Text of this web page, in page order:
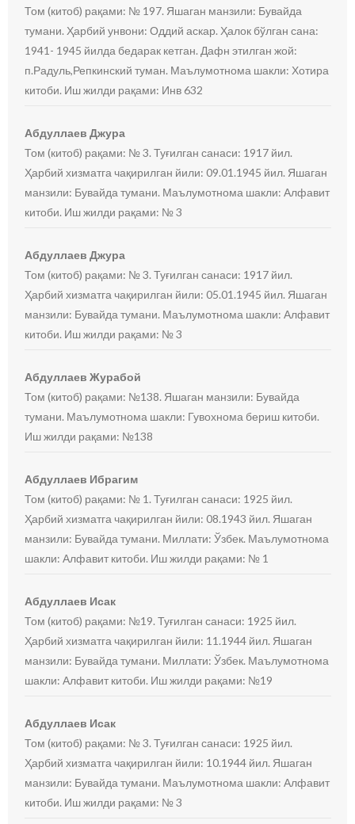
Том (китоб) рақами: № 197. Яшаган манзили: Бувайда
тумани. Ҳарбий унвони: Оддий аскар. Ҳалок бўлган сана:
1941- 1945 йилда бедарак кетган. Дафн этилган жой:
п.Радуль,Репкинский туман. Маълумотнома шакли: Хотира
китоби. Иш жилди рақами: Инв 632
Абдуллаев Джура
Том (китоб) рақами: № 3. Туғилган санаси: 1917 йил.
Ҳарбий хизматга чақирилган йили: 09.01.1945 йил. Яшаган
манзили: Бувайда тумани. Маълумотнома шакли: Алфавит
китоби. Иш жилди рақами: № 3
Абдуллаев Джура
Том (китоб) рақами: № 3. Туғилган санаси: 1917 йил.
Ҳарбий хизматга чақирилган йили: 05.01.1945 йил. Яшаган
манзили: Бувайда тумани. Маълумотнома шакли: Алфавит
китоби. Иш жилди рақами: № 3
Абдуллаев Журабой
Том (китоб) рақами: №138. Яшаган манзили: Бувайда
тумани. Маълумотнома шакли: Гувохнома бериш китоби.
Иш жилди рақами: №138
Абдуллаев Ибрагим
Том (китоб) рақами: № 1. Туғилган санаси: 1925 йил.
Ҳарбий хизматга чақирилган йили: 08.1943 йил. Яшаган
манзили: Бувайда тумани. Миллати: Ўзбек. Маълумотнома
шакли: Алфавит китоби. Иш жилди рақами: № 1
Абдуллаев Исак
Том (китоб) рақами: №19. Туғилган санаси: 1925 йил.
Ҳарбий хизматга чақирилган йили: 11.1944 йил. Яшаган
манзили: Бувайда тумани. Миллати: Ўзбек. Маълумотнома
шакли: Алфавит китоби. Иш жилди рақами: №19
Абдуллаев Исак
Том (китоб) рақами: № 3. Туғилган санаси: 1925 йил.
Ҳарбий хизматга чақирилган йили: 10.1944 йил. Яшаган
манзили: Бувайда тумани. Маълумотнома шакли: Алфавит
китоби. Иш жилди рақами: № 3